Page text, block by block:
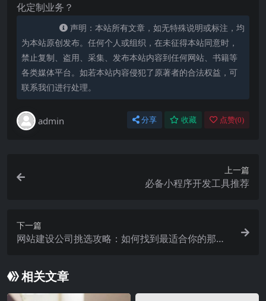
化定制业务？
声明：本站所有文章，如无特殊说明或标注，均
为本站原创发布。任何个人或组织，在未征得本站同意时，
禁止复制、盗用、采集、发布本站内容到任何网站、书籍等
各类媒体平台。如若本站内容侵犯了原著者的合法权益，可
联系我们进行处理。
admin 分享 收藏 点赞(0)
上一篇
必备小程序开发工具推荐
下一篇
网站建设公司挑选攻略：如何找到最适合你的那一
相关文章